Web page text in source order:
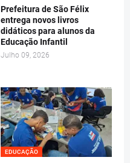
Prefeitura de São Félix
entrega novos livros
didáticos para alunos da
Educação Infantil
Julho 09, 2026
EDUCAÇÃO